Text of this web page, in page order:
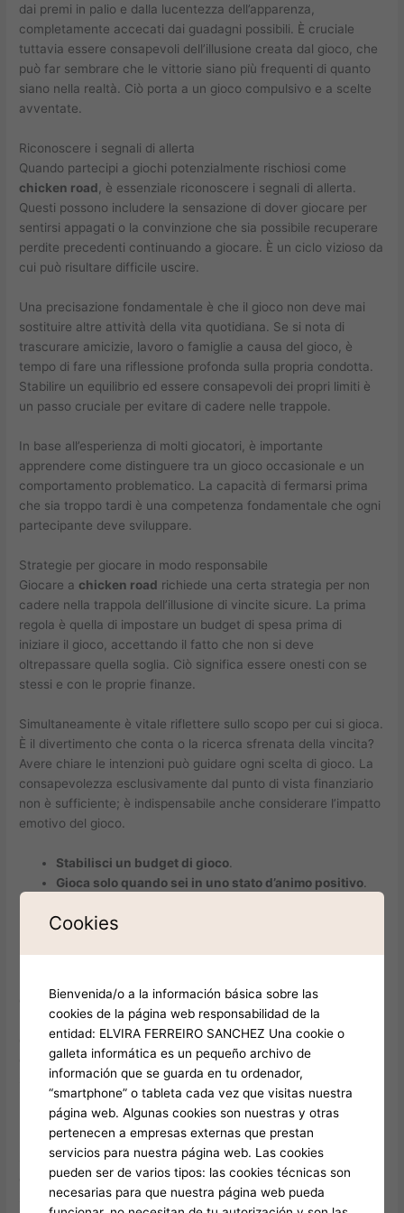
dai premi in palio e dalla lucentezza dell’apparenza,
completamente accecati dai guadagni possibili. È cruciale
tuttavia essere consapevoli dell’illusione creata dal gioco, che
può far sembrare che le vittorie siano più frequenti di quanto
siano nella realtà. Ciò porta a un gioco compulsivo e a scelte
avventate.
Riconoscere i segnali di allerta
Quando partecipi a giochi potenzialmente rischiosi come
chicken road , è essenziale riconoscere i segnali di allerta.
Questi possono includere la sensazione di dover giocare per
sentirsi appagati o la convinzione che sia possibile recuperare
perdite precedenti continuando a giocare. È un ciclo vizioso da
cui può risultare difficile uscire.
Una precisazione fondamentale è che il gioco non deve mai
sostituire altre attività della vita quotidiana. Se si nota di
trascurare amicizie, lavoro o famiglie a causa del gioco, è
tempo di fare una riflessione profonda sulla propria condotta.
Stabilire un equilibrio ed essere consapevoli dei propri limiti è
un passo cruciale per evitare di cadere nelle trappole.
In base all’esperienza di molti giocatori, è importante
apprendere come distinguere tra un gioco occasionale e un
comportamento problematico. La capacità di fermarsi prima
che sia troppo tardi è una competenza fondamentale che ogni
partecipante deve sviluppare.
Strategie per giocare in modo responsabile
Giocare a chicken road richiede una certa strategia per non
cadere nella trappola dell’illusione di vincite sicure. La prima
regola è quella di impostare un budget di spesa prima di
iniziare il gioco, accettando il fatto che non si deve
oltrepassare quella soglia. Ciò significa essere onesti con se
stessi e con le proprie finanze.
Simultaneamente è vitale riflettere sullo scopo per cui si gioca.
È il divertimento che conta o la ricerca sfrenata della vincita?
Avere chiare le intenzioni può guidare ogni scelta di gioco. La
consapevolezza esclusivamente dal punto di vista finanziario
non è sufficiente; è indispensabile anche considerare l’impatto
emotivo del gioco.
Stabilisci un budget di gioco
Gioca solo quando sei in uno stato d’animo positivo
Prenditi delle pause regolari
gioco quando si gioca online. Essere informati sulla
reputazione dei casinò e delle piattaforme è fondamentale per
garantire una maggiore sicurezza. Inoltre, partecipare a forum
o discussioni riguardanti esperienze di gioco contribuisce a
sensibilizzare i giocatori sui pericoli, permettendo loro di
prendere decisioni più ponderate.
Il supporto ai giocatori in difficoltà
Se un giocatore avverte di aver perso il controllo sul gioco, è
essenziale sapere che esistono risorse disponibili per fornire
supporto. Associazioni e gruppi di supporto offrono assistenza
Cookies
Bienvenida/o a la información básica sobre las
cookies de la página web responsabilidad de la
entidad: ELVIRA FERREIRO SANCHEZ Una cookie o
galleta informática es un pequeño archivo de
información que se guarda en tu ordenador,
“smartphone” o tableta cada vez que visitas nuestra
página web. Algunas cookies son nuestras y otras
pertenecen a empresas externas que prestan
servicios para nuestra página web. Las cookies
pueden ser de varios tipos: las cookies técnicas son
necesarias para que nuestra página web pueda